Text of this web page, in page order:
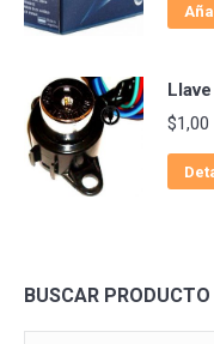
$1,00
BUSCAR PRODUCTO